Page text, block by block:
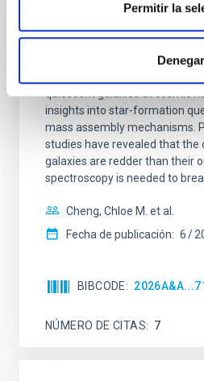
Permitir la
Denegar
galaxies at 1.2 ≲ z ≲
Mg-abundance
quiescent galaxies at cosmic
insights into star-formation
mass assembly mechanisms.
studies have revealed that the
galaxies are redder than their
spectroscopy is needed to
Cheng, Chloe M. et al.
Fecha de publicación: 6
BIBCODE
NÚMERO DE CITAS 7